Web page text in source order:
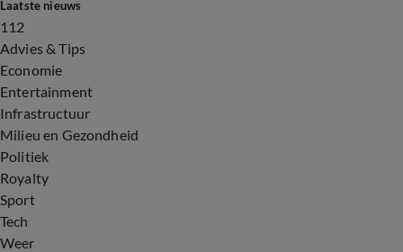
Laatste nieuws
112
Advies & Tips
Economie
Entertainment
Infrastructuur
Milieu en Gezondheid
Politiek
Royalty
Sport
Tech
Weer